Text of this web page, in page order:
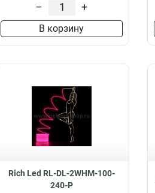
– +
В корзину
Rich Led RL-DL-2WHM-100-
240-P